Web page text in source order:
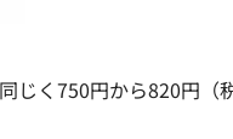
じく750円から820円（